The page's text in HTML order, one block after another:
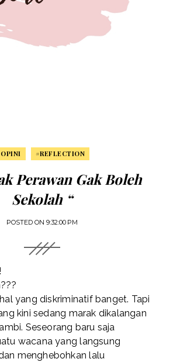
#REFLECTION
Perawan Gak Boleh
Sekolah “
POSTED ON 9:32:00 PM
yang diskriminatif banget. Tapi
kini sedang marak dikalangan
Seseorang baru saja
wacana yang langsung
menghebohkan lalu